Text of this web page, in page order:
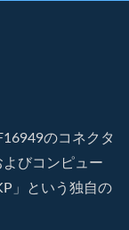
のコネクタ
びコンピュー
」という独自の